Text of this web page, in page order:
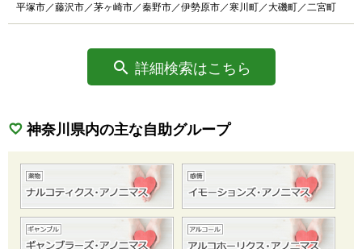
平塚市／藤沢市／茅ヶ崎市／秦野市／伊勢原市／寒川町／大磯町／二宮町
詳細検索はこちら
神奈川県内の主な自助グループ